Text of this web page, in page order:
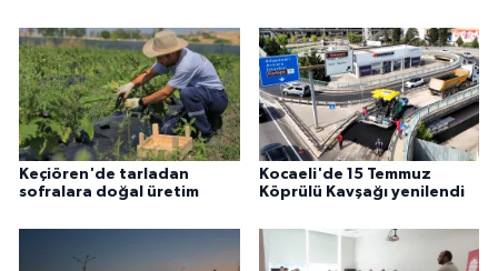
Keçiören'de tarladan
sofralara doğal üretim
Kocaeli'de 15 Temmuz
Köprülü Kavşağı yenilendi